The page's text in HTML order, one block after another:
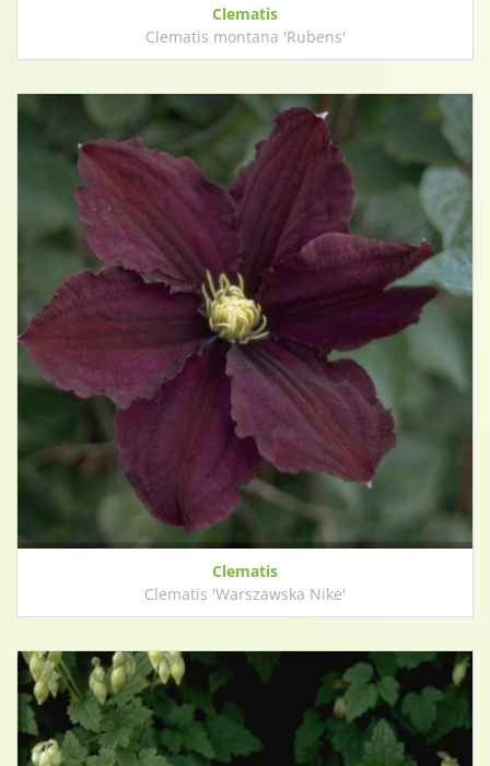
Clematis
Clematis montana 'Rubens'
Clematis
Clematis 'Warszawska Nike'